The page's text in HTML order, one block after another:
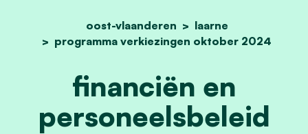
home
oost-vlaanderen
laarne
programma verkiezingen oktober 2024
financiën en
financiën en
personeelsbeleid